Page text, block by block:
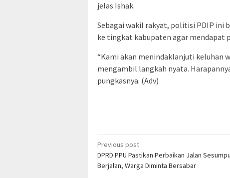
jelas Ishak.
Sebagai wakil rakyat, politisi PDIP ini
ke tingkat kabupaten agar mendapat
“Kami akan menindaklanjuti keluhan
mengambil langkah nyata.
pungkasnya. (Adv)
Post
navigation
Previous post
DPRD PPU Pastikan Perbaikan Jalan Sesumpu
Berjalan, Warga Diminta Bersabar